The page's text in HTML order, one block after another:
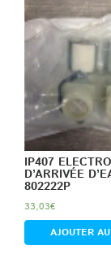
IP407
D’ARRIVÉE
802222P
33,03€
AJOUTER